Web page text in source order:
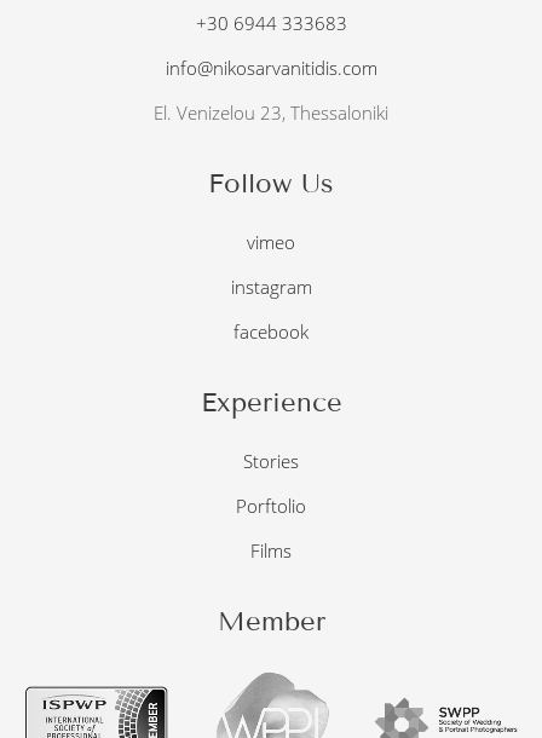
+30 6944 333683
info@nikosarvanitidis.com
El. Venizelou 23, Thessaloniki
Follow Us
vimeo
instagram
facebook
Experience
Stories
Porftolio
Films
Member